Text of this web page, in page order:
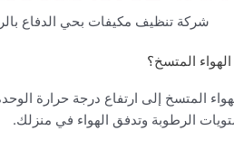
شركة تنظيف مكيفات بحي الدفاع
المتسخ؟
المتسخ إلى ارتفاع درجة حرارة
الرطوبة وتدفق الهواء في منزلك.